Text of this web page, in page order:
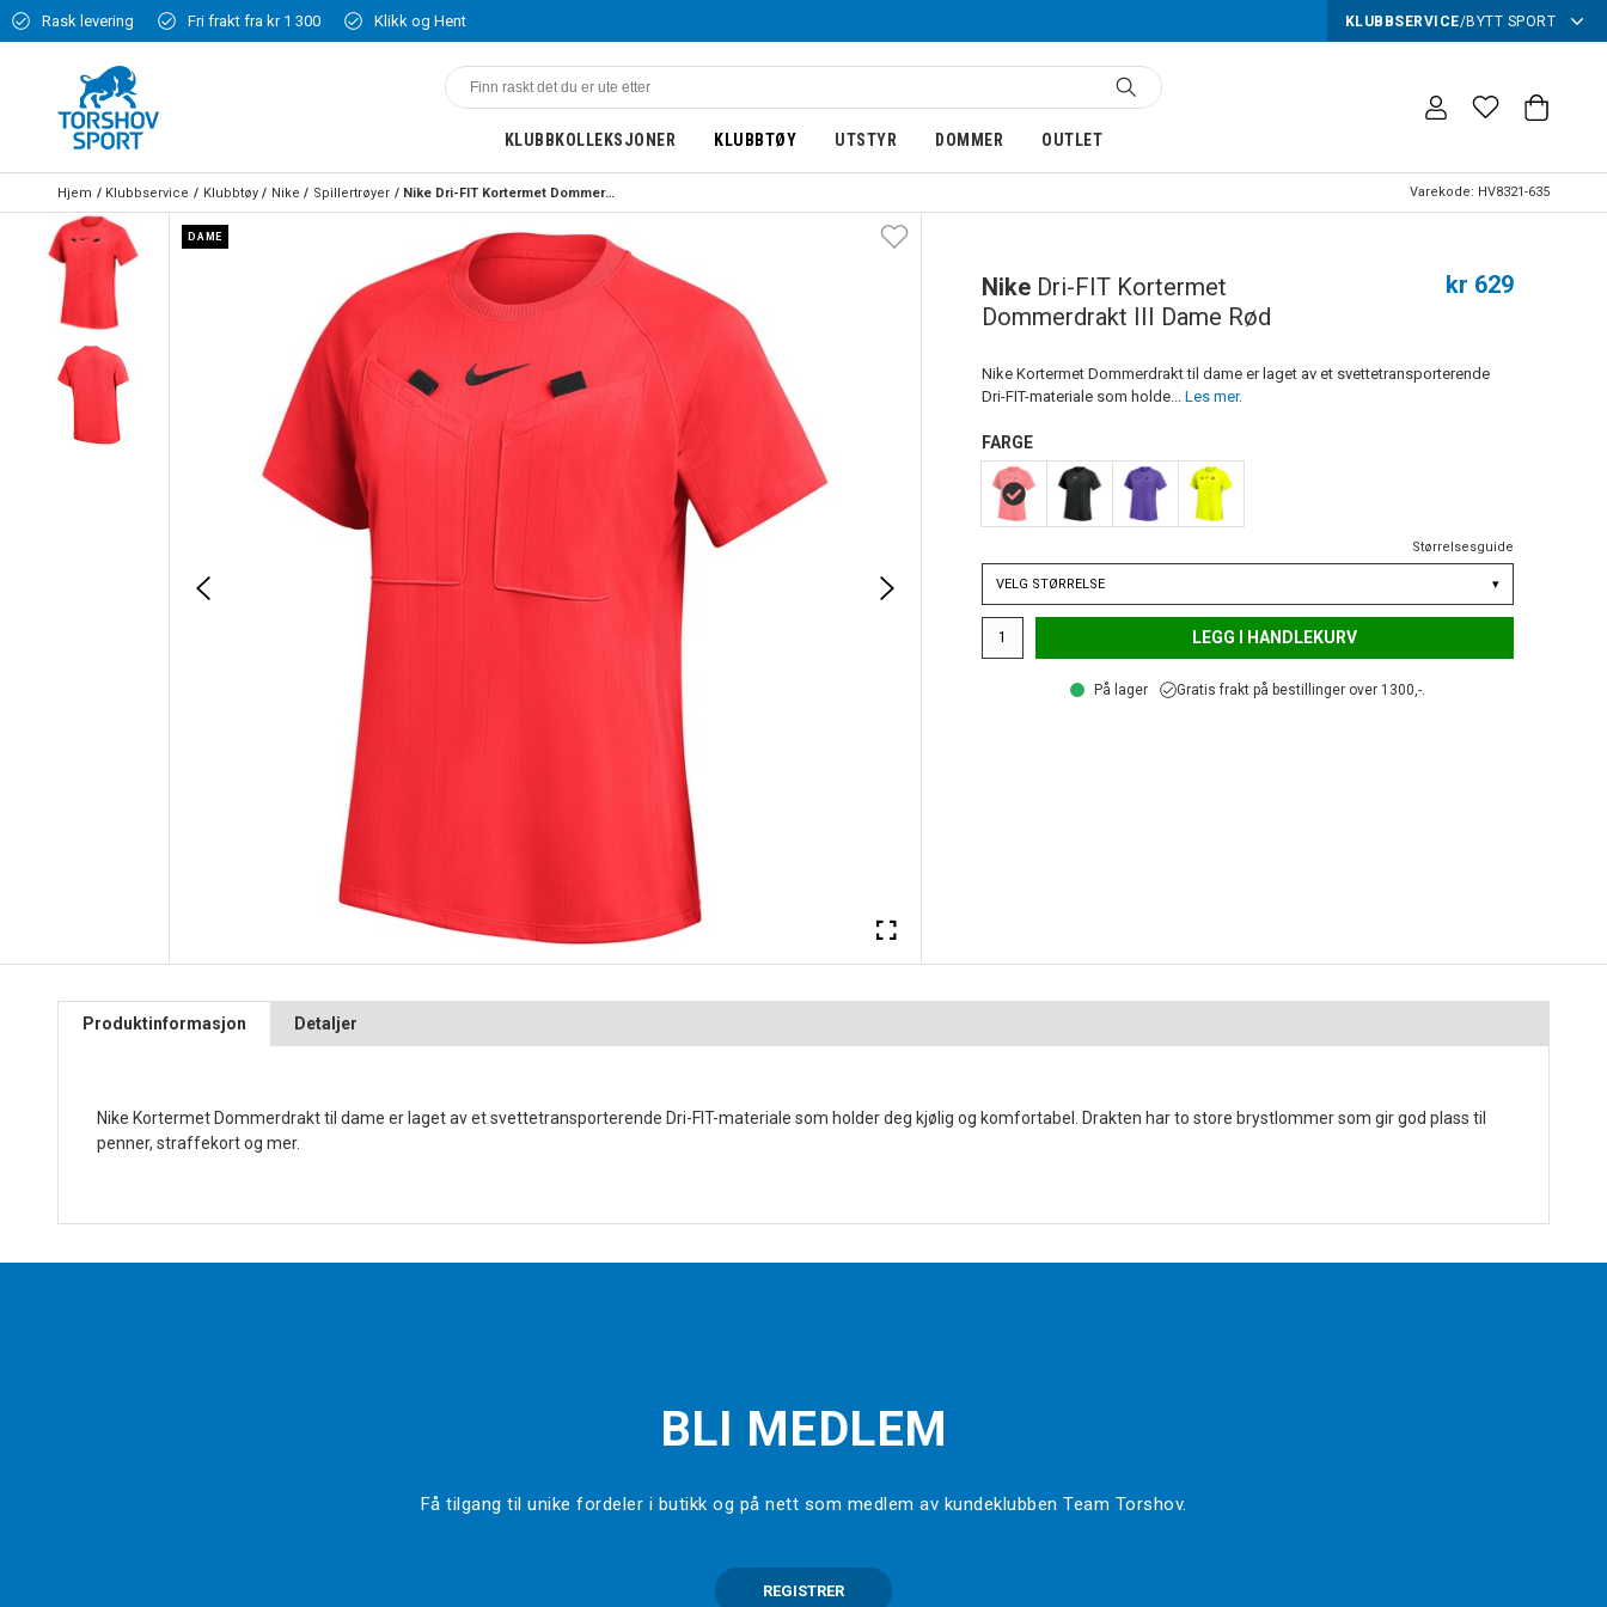
Rask levering Fri frakt fra kr 1 300 Klikk og Hent KLUBBSERVICE/BYTT SPORT
KLUBBKOLLEKSJONER KLUBBTØY UTSTYR DOMMER OUTLET
Hjem Klubbservice Klubbtøy Nike Spillertrøyer Nike Dri-FIT Kortermet Dommerdrakt III Dame Rød Varekode: HV8321-635
DAME
Nike Dri-FIT Kortermet
Dommerdrakt III Dame Rød
kr 629
Nike Kortermet Dommerdrakt til dame er laget av et svettetransporterende
Dri-FIT-materiale som holde... Les mer.
FARGE
Størrelsesguide
VELG STØRRELSE ▾
LEGG I HANDLEKURV
På lager Gratis frakt på bestillinger over 1300,-.
Produktinformasjon Detaljer
Nike Kortermet Dommerdrakt til dame er laget av et svettetransporterende Dri-FIT-materiale som holder deg kjølig og komfortabel. Drakten har to store brystlommer som gir god plass til
penner, straffekort og mer.
BLI MEDLEM
Få tilgang til unike fordeler i butikk og på nett som medlem av kundeklubben Team Torshov.
REGISTRER